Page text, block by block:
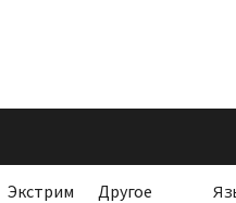
Экстрим Другое